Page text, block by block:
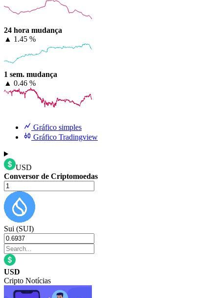
24 hora mudança
▲ 1.45 %
1 sem. mudança
▲ 0.46 %
Gráfico simples
Gráfico Tradingview
USD
Conversor de Criptomoedas
Sui (SUI)
USD
Cripto Notícias